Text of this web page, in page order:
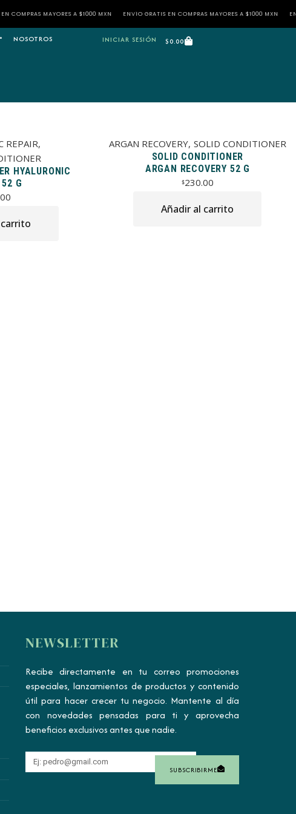
MAYORES A $1000 MXN ENVÍO GRATIS EN COMPRAS MAYORES A $1000 MXN ENVÍO
NOSOTROS INICIAR SESIÓN $0.00
REPAIR
HYALURONIC
52 G
ARGAN RECOVERY SOLID CONDITIONER
SOLID CONDITIONER
ARGAN RECOVERY 52 G
$230.00
Añadir al carrito
NEWSLETTER
Recibe directamente en tu correo promociones
especiales, lanzamientos de productos y contenido
útil para hacer crecer tu negocio. Mantente al día
con novedades pensadas para ti y aprovecha
beneficios exclusivos antes que nadie.
SUBSCRIBIRME